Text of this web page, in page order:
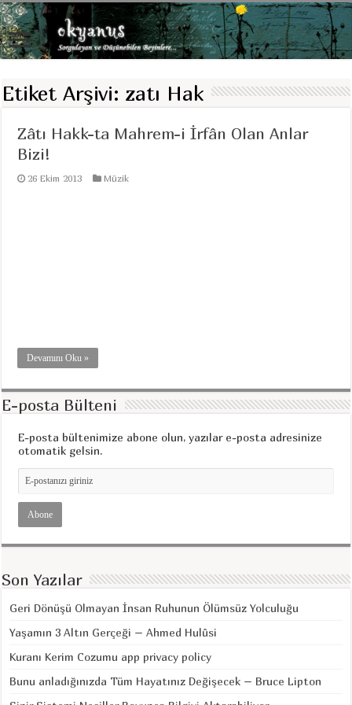
Etiket Arşivi:zatı Hak
Zâtı Hakk-ta Mahrem-i İrfân Olan Anlar
Bizi!
26 Ekim 2013 Müzik
Devamını Oku »
E-posta Bülteni
E-posta bültenimize abone olun, yazılar e-posta adresinize
otomatik gelsin.
Son Yazılar
Geri Dönüşü Olmayan İnsan Ruhunun Ölümsüz Yolculuğu
Yaşamın 3 Altın Gerçeği – Ahmed Hulûsi
Kuranı Kerim Cozumu app privacy policy
Bunu anladığınızda Tüm Hayatınız Değişecek – Bruce Lipton